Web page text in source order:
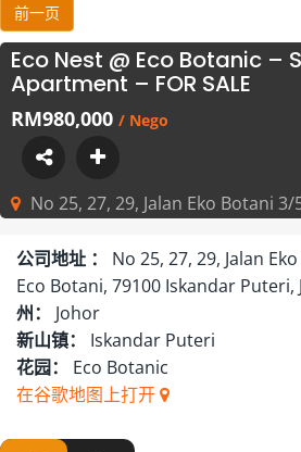
前一页
Eco Nest @ Eco Botanic –
Apartment – FOR SALE
RM980,000 / Nego
No 25, 27, 29, Jalan Eko Botani
公司地址 ：
No 25, 27, 29, Jalan
Eco Botani, 79100 Iskandar Puteri,
州：
Johor
新山镇：
Iskandar Puteri
花园：
Eco Botanic
在谷歌地图上打开